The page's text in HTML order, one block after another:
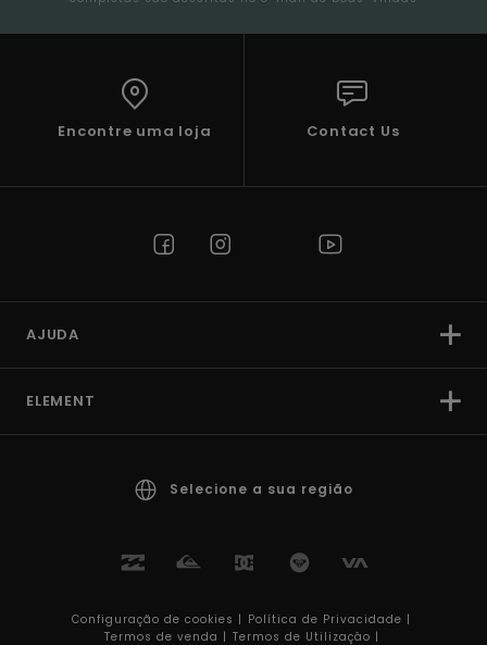
Encontre uma loja Contact Us
AJUDA
ELEMENT
Selecione a sua região
Configuração de cookies | Política de Privacidade |
Termos de venda | Termos de Utilizaçâo |